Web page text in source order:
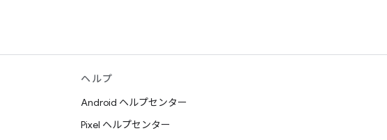
ヘルプ
Android ヘルプセンター
Pixel ヘルプセンター